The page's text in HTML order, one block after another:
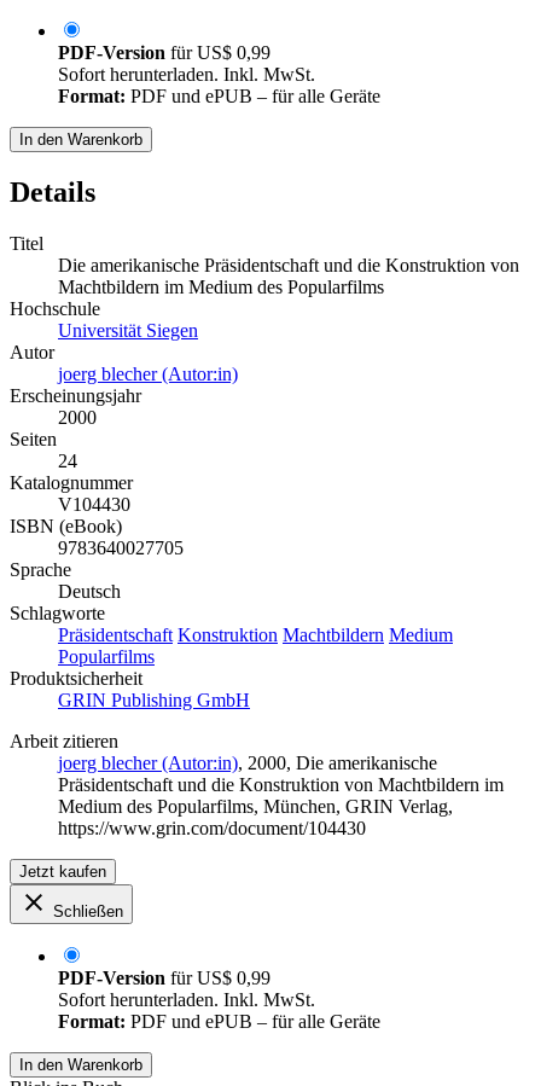
PDF-Version fürUS$ 0,99
Sofort herunterladen. Inkl. MwSt.
Format: PDF und ePUB – für alle Geräte
In den Warenkorb
Details
Titel
Die amerikanische Präsidentschaft und die Konstruktion von
Machtbildern im Medium des Popularfilms
Hochschule
Universität Siegen
Autor
joerg blecher (Autor:in)
Erscheinungsjahr
2000
Seiten
24
Katalognummer
V104430
ISBN (eBook)
9783640027705
Sprache
Deutsch
Schlagworte
Präsidentschaft Konstruktion Machtbildern Medium
Popularfilms
Produktsicherheit
GRIN Publishing GmbH
Arbeit zitieren
joerg blecher (Autor:in), 2000, Die amerikanische
Präsidentschaft und die Konstruktion von Machtbildern im
Medium des Popularfilms, München, GRIN Verlag,
https://www.grin.com/document/104430
Jetzt kaufen
Schließen
PDF-Version fürUS$ 0,99
Sofort herunterladen. Inkl. MwSt.
Format: PDF und ePUB – für alle Geräte
In den Warenkorb